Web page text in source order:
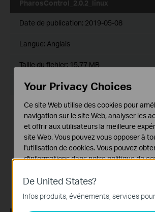
PharosControl_2.0.2_linux
Date de publication: 2019-05-08
Langue: Anglais
Taille du fichier: 15.77 MB
Système d'Exploitation: Linux (Debian/
Modifications and Bug Fixes:
1. Fixed the problem that Pharos Control
normally in Turkish language operating
2. Improved security mechanism.
3. Improved log security level.
Notes:
updating the software.
2. Pharos Control only supports JRE1.7 and
De United States?
Infos produits, événements, services
Your Privacy Choices
Ce site Web utilise des cookies pour
navigation sur le site Web, analyser les
et offrir aux utilisateurs la meilleure
site Web. Vous pouvez vous opposer à
l'utilisation de cookies. Vous pouvez
d'informations dans notrepolitique de
Cookies basiques
Ces cookies sont nécessaires au
site Web et ne peuvent pas être